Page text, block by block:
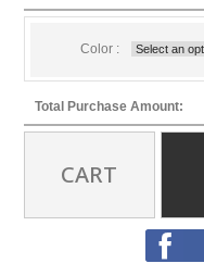
Color :
Total Purchase Amount:
CART